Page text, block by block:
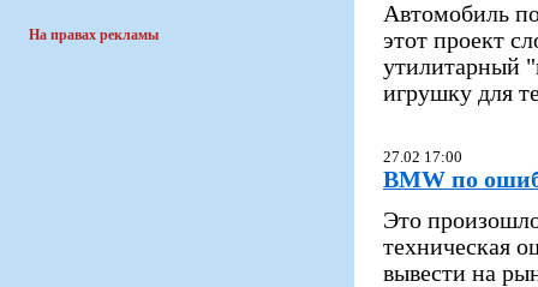
На правах рекламы
Автомобиль
этот проект
утилитарный
игрушку для
27.02 17:00
BMW по
Это
техническая
вывести на